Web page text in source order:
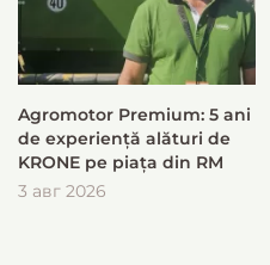
Agromotor Premium: 5 ani
de experiență alături de
KRONE pe piața din RM
3 авг 2026